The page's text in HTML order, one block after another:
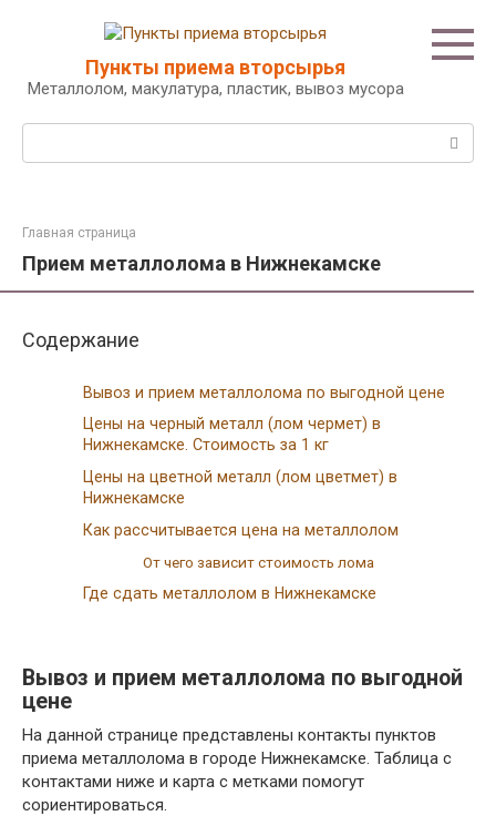
Пункты приема вторсырья
Металлолом, макулатура, пластик, вывоз мусора
Поиск:
Главная страница
Прием металлолома в Нижнекамске
Содержание
Вывоз и прием металлолома по выгодной цене
Цены на черный металл (лом чермет) в
Нижнекамске. Стоимость за 1 кг
Цены на цветной металл (лом цветмет) в
Нижнекамске
Как рассчитывается цена на металлолом
От чего зависит стоимость лома
Где сдать металлолом в Нижнекамске
Вывоз и прием металлолома по выгодной
цене
На данной странице представлены контакты пунктов
приема металлолома в городе Нижнекамске. Таблица с
контактами ниже и карта с метками помогут
сориентироваться.